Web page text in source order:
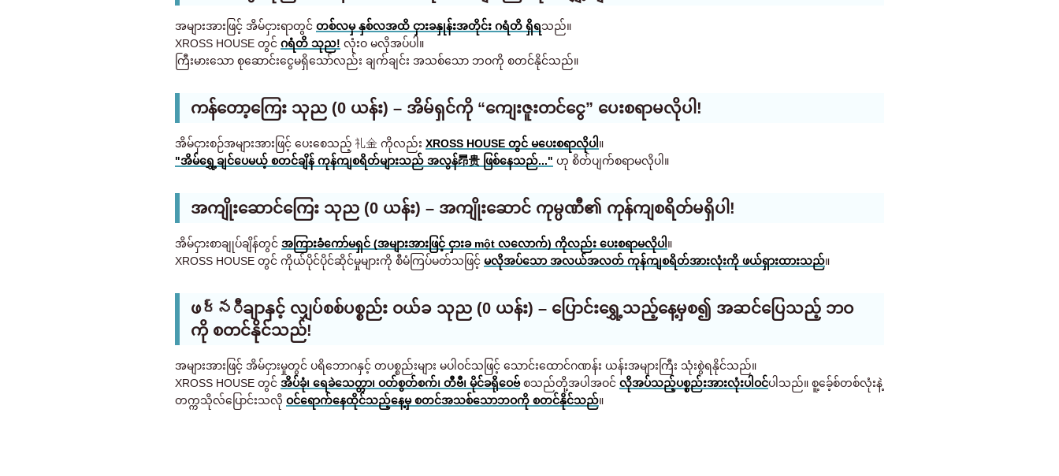
အများအားဖြင့် အိမ်ငှားရာတွင် တစ်လမှ နှစ်လအထိ ငှားခနှုန်းအတိုင်း ဂရံတိ ရှိရသည်။
XROSS HOUSE တွင် ဂရံတိ သုည! လုံးဝ မလိုအပ်ပါ။
ကြီးမားသော စုဆောင်းငွေမရှိသော်လည်း ချက်ချင်း အသစ်သော ဘဝကို စတင်နိုင်သည်။
ကန်တော့ကြေး သုည (0 ယန်း) – အိမ်ရှင်ကို “ကျေးဇူးတင်ငွေ” ပေးစရာမလိုပါ!
အိမ်ငှားစဉ်အများအားဖြင့် ပေးစေသည့် 礼金 ကိုလည်း XROSS HOUSE တွင် မပေးစရာလိုပါ ။
"အိမ်ရွှေ့ချင်ပေမယ့် စတင်ချိန် ကုန်ကျစရိတ်များသည် အလွန်昂贵 ဖြစ်နေသည်..." ဟု စိတ်ပျက်စရာမလိုပါ။
အကျိုးဆောင်ကြေး သုည (0 ယန်း) – အကျိုးဆောင် ကုမ္ပဏီ၏ ကုန်ကျစရိတ်မရှိပါ!
အိမ်ငှားစာချုပ်ချိန်တွင် အကြားခံကော်မရှင် (အများအားဖြင့် ငှားခ một လလောက်) ကိုလည်း ပေးစရာမလိုပါ ။
XROSS HOUSE တွင် ကိုယ်ပိုင်ပိုင်ဆိုင်မှုများကို စီမံကြပ်မတ်သဖြင့် မလိုအပ်သော အလယ်အလတ် ကုန်ကျစရိတ်အားလုံးကို ဖယ်ရှားထားသည်။
ဖర్నီချာနှင့် လျှပ်စစ်ပစ္စည်း ဝယ်ခ သုည (0 ယန်း) – ပြောင်းရွှေ့သည့်နေ့မှစ၍ အဆင်ပြေသည့် ဘဝ
ကို စတင်နိုင်သည်!
အများအားဖြင့် အိမ်ငှားမှုတွင် ပရိဘောဂနှင့် တပစ္စည်းများ မပါဝင်သဖြင့် သောင်းထောင်ဂဏန်း ယန်းအများကြီး သုံးစွဲရနိုင်သည်။
XROSS HOUSE တွင် အိပ်ခုံ၊ ရေခဲသေတ္တာ၊ ဝတ်စွတ်စက်၊ တီဗီ၊ မိုင်ခရိုဝေဗ်စသည်တို့အပါအဝင် လိုအပ်သည့်ပစ္စည်းအားလုံးပါဝင်ပါသည်။ စူ့ခ်ေ့စ်တစ်လုံးနဲ့
တက္ကသိုလ်ပြောင်းသလို ဝင်ရောက်နေထိုင်သည့်နေ့မှ စတင်အသစ်သောဘဝကို စတင်နိုင်သည်။